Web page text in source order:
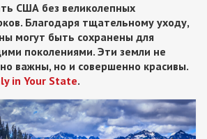
США без великолепных
Благодаря тщательному уходу,
могут быть сохранены для
поколениями. Эти земли не
важны, но и совершенно красивы.
in Your State.